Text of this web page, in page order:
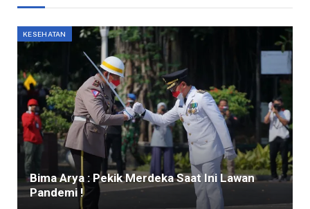
KESEHATAN
Bima Arya : Pekik Merdeka Saat Ini Lawan
Pandemi !